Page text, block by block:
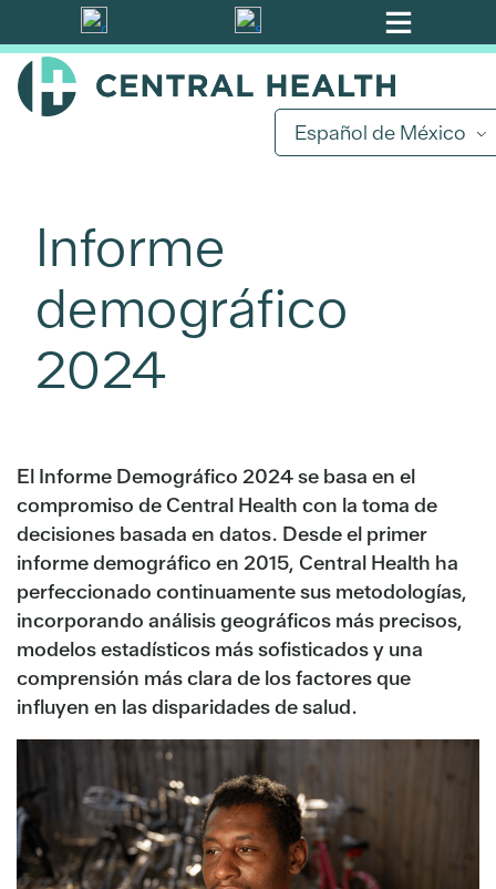
Ir
al
contenido
Español de México
Informe
demográfico
2024
El Informe Demográfico 2024 se basa en el
compromiso de Central Health con la toma de
decisiones basada en datos. Desde el primer
informe demográfico en 2015, Central Health ha
perfeccionado continuamente sus metodologías,
incorporando análisis geográficos más precisos,
modelos estadísticos más sofisticados y una
comprensión más clara de los factores que
influyen en las disparidades de salud.